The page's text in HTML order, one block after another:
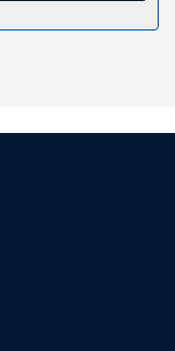
κήπο. Οι
ή
μόνο). Επίσης,